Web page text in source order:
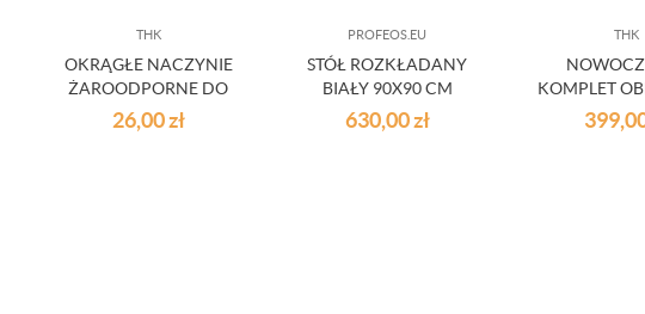
THK
OKRĄGŁE NACZYNIE
ŻAROODPORNE DO
TARTY ŚR.27
26,00zł
PROFEOS.EU
STÓŁ ROZKŁADANY
BIAŁY 90X90 CM
630,00zł
THK
KOMPLET
KERRA